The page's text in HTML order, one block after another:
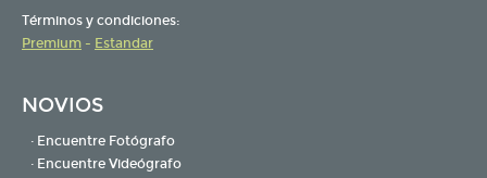
Términos y condiciones:
Premium - Estandar
NOVIOS
· Encuentre Fotógrafo
· Encuentre Videógrafo